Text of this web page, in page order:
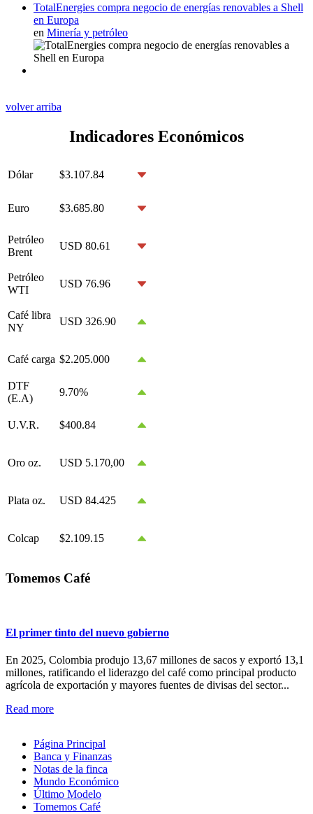
TotalEnergies compra negocio de energías renovables a Shell
en Europa
en Minería y petróleo
volver arriba
Indicadores Económicos
Dólar $3.107.84
Euro $3.685.80
Petróleo
Brent
USD 80.61
Petróleo
WTI
USD 76.96
Café libra
NY
USD 326.90
Café carga $2.205.000
DTF
(E.A)
9.70%
U.V.R. $400.84
Oro oz. USD 5.170,00
Plata oz. USD 84.425
Colcap $2.109.15
Tomemos Café
El primer tinto del nuevo gobierno
En 2025, Colombia produjo 13,67 millones de sacos y exportó 13,1
millones, ratificando el liderazgo del café como principal producto
agrícola de exportación y mayores fuentes de divisas del sector...
Read more
Página Principal
Banca y Finanzas
Notas de la finca
Mundo Económico
Último Modelo
Tomemos Café